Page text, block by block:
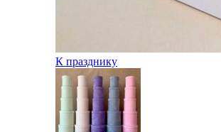
К празднику